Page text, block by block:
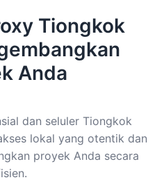
Tiongkok
Anda
dan seluler Tiongkok
lokal yang otentik dan
proyek Anda secara